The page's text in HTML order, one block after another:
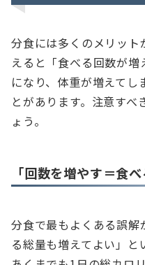
分食には多くのメリッ
えると「食べる回数が
になり、体重が増えてし
とがあります。注意すべ
ょう。
「回数を増やす＝食
分食で最もよくある誤
る総量も増えてよい」と